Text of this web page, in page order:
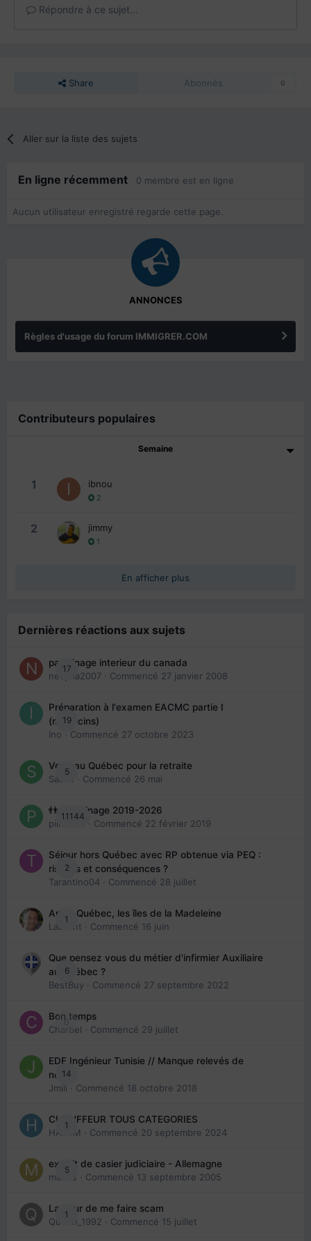
Répondre à ce sujet…
Share Abonnés 0
Aller sur la liste des sujets
En ligne récemment 0 membre est en ligne
Aucun utilisateur enregistré regarde cette page.
ANNONCES
Règles d'usage du forum IMMIGRER.COM
Contributeurs populaires
Semaine
1 ibnou
2
2 jimmy
1
En afficher plus
Dernières réactions aux sujets
17
parrainage interieur du canada
nedjma2007 · Commencé 27 janvier 2008
19
Préparation à l'examen EACMC partie I
(médecins)
Ino · Commencé 27 octobre 2023
5
Venir au Québec pour la retraite
Sab74
· Commencé 26 mai
11144
👬 Parrainage 2019-2026
piinoush
· Commencé 22 février 2019
2
Séjour hors Québec avec RP obtenue via PEQ :
risques et conséquences ?
Tarantino04 · Commencé 28 juillet
1
Arte : Québec, les îles de la Madeleine
Laurent · Commencé 16 juin
6
Que pensez vous du métier d'infirmier Auxiliaire
au Québec ?
BestBuy · Commencé 27 septembre 2022
0
Bon temps
Charbel · Commencé 29 juillet
14
EDE Ingénieur Tunisie // Manque relevés de
note
Jmili · Commencé 18 octobre 2018
1
CHAUFFEUR TOUS CATEGORIES
HAZEM · Commencé 20 septembre 2024
5
extrait de casier judiciaire - Allemagne
maries · Commencé 13 septembre 2005
1
La peur de me faire scam
Queen_1992 · Commencé 15 juillet